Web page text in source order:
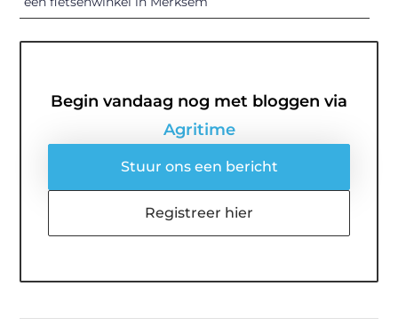
Begin vandaag nog met bloggen via
Agritime
Stuur ons een bericht
Registreer hier